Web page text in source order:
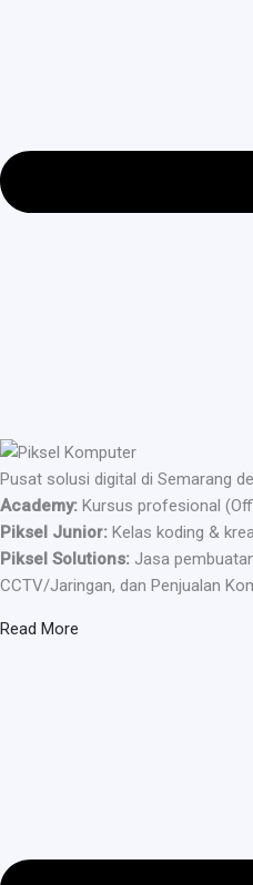
Pusat solusi digital di Semarang
Academy: Kursus profesional
Piksel Junior: Kelas koding &
Piksel Solutions: Jasa
CCTV/Jaringan, dan Penjualan
Read More